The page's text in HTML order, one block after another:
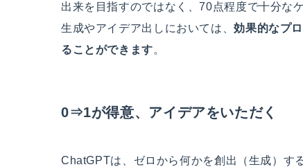
出来を目指すのではなく、70点程度で十分な
生成やアイデア出しにおいては、効果的なプ
ることができます。
0⇒1が得意、アイデアをいただく
ChatGPTは、ゼロから何かを創出（生成）す